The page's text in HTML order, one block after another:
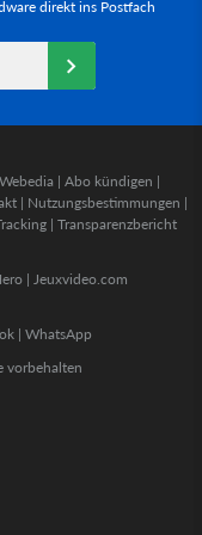
direkt ins Postfach
| Abo kündigen |
| Nutzungsbestimmungen |
| Transparenzbericht
| Jeuxvideo.com
| WhatsApp
vorbehalten